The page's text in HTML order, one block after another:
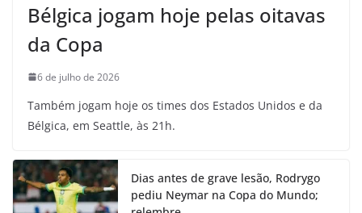
Bélgica jogam hoje pelas oitavas
da Copa
6 de julho de 2026
Também jogam hoje os times dos Estados Unidos e da
Bélgica, em Seattle, às 21h.
Dias antes de grave lesão, Rodrygo
pediu Neymar na Copa do Mundo;